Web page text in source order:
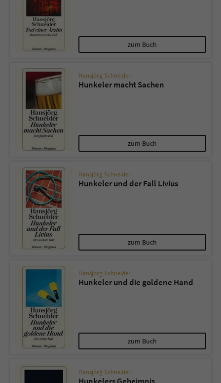
zum Buch
Hansjörg Schneider
Hunkeler macht Sachen
zum Buch
Hansjörg Schneider
Hunkeler und der Fall Livius
zum Buch
Hansjörg Schneider
Hunkeler und die goldene Hand
zum Buch
Hansjörg Schneider